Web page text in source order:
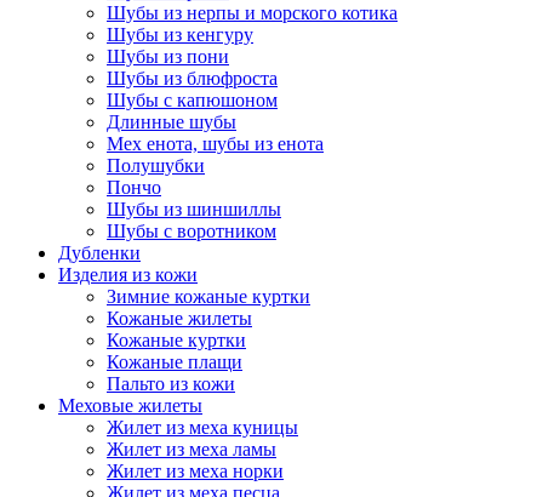
Шубы из нерпы и морского котика
Шубы из кенгуру
Шубы из пони
Шубы из блюфроста
Шубы с капюшоном
Длинные шубы
Мех енота, шубы из енота
Полушубки
Пончо
Шубы из шиншиллы
Шубы с воротником
Дубленки
Изделия из кожи
Зимние кожаные куртки
Кожаные жилеты
Кожаные куртки
Кожаные плащи
Пальто из кожи
Меховые жилеты
Жилет из меха куницы
Жилет из меха ламы
Жилет из меха норки
Жилет из меха песца